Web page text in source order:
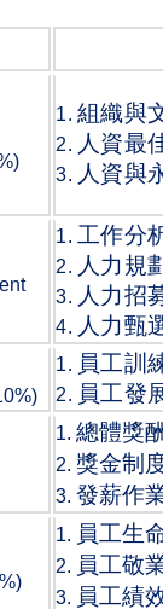
1. 組織與
2. 人資最
3. 人資與
1. 工作分
2. 人力規
3. 人力招
4. 人力甄
1. 員工訓
2. 員工發
1.總體獎
2. 獎金制
3.發薪作
1. 員工生
2. 員工敬
3. 員工績